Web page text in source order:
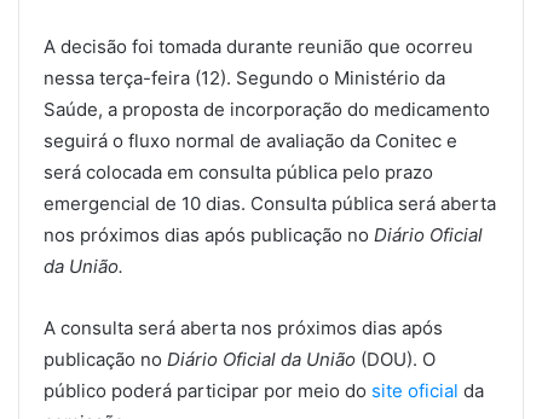
A decisão foi tomada durante reunião que ocorreu
nessa terça-feira (12). Segundo o Ministério da
Saúde, a proposta de incorporação do medicamento
seguirá o fluxo normal de avaliação da Conitec e
será colocada em consulta pública pelo prazo
emergencial de 10 dias. Consulta pública será aberta
nos próximos dias após publicação no Diário Oficial
da União.
A consulta será aberta nos próximos dias após
publicação no Diário Oficial da União (DOU). O
público poderá participar por meio do site oficial da